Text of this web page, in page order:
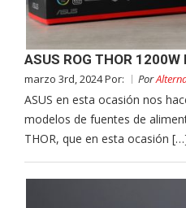
ASUS ROG THOR
marzo 3rd, 2024 Por: Por
ASUS en esta ocasión nos
modelos de fuentes de
THOR, que en esta ocasión